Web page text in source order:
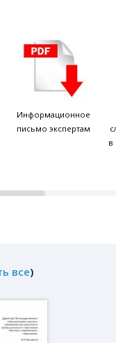
Информационное
письмо экспертам
в
все)